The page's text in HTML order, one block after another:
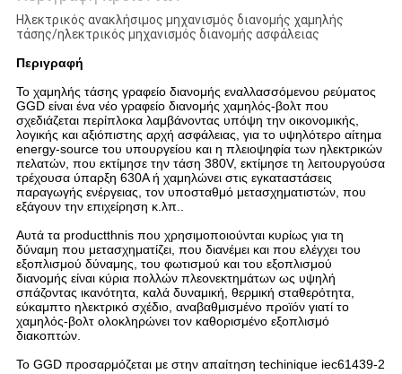
Ηλεκτρικός ανακλήσιμος μηχανισμός διανομής χαμηλής
τάσης/ηλεκτρικός μηχανισμός διανομής ασφάλειας
Περιγραφή
Το χαμηλής τάσης γραφείο διανομής εναλλασσόμενου ρεύματος
GGD είναι ένα νέο γραφείο διανομής χαμηλός-βολτ που
σχεδιάζεται περίπλοκα λαμβάνοντας υπόψη την οικονομικής,
λογικής και αξιόπιστης αρχή ασφάλειας, για το υψηλότερο αίτημα
energy-source του υπουργείου και η πλειοψηφία των ηλεκτρικών
πελατών, που εκτίμησε την τάση 380V, εκτίμησε τη λειτουργούσα
τρέχουσα ύπαρξη 630A ή χαμηλώνει στις εγκαταστάσεις
παραγωγής ενέργειας, τον υποσταθμό μετασχηματιστών, που
εξάγουν την επιχείρηση κ.λπ..
Αυτά τα productthnis που χρησιμοποιούνται κυρίως για τη
δύναμη που μετασχηματίζει, που διανέμει και που ελέγχει του
εξοπλισμού δύναμης, του φωτισμού και του εξοπλισμού
διανομής είναι κύρια πολλών πλεονεκτημάτων ως υψηλή
σπάζοντας ικανότητα, καλά δυναμική, θερμική σταθερότητα,
εύκαμπτο ηλεκτρικό σχέδιο, αναβαθμισμένο προϊόν γιατί το
χαμηλός-βολτ ολοκληρώνει τον καθορισμένο εξοπλισμό
διακοπτών.
Το GGD προσαρμόζεται με στην απαίτηση techinique iec61439-2